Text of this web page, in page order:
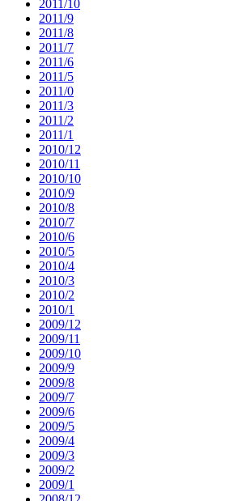
2011/10
2011/9
2011/8
2011/7
2011/6
2011/5
2011/0
2011/3
2011/2
2011/1
2010/12
2010/11
2010/10
2010/9
2010/8
2010/7
2010/6
2010/5
2010/4
2010/3
2010/2
2010/1
2009/12
2009/11
2009/10
2009/9
2009/8
2009/7
2009/6
2009/5
2009/4
2009/3
2009/2
2009/1